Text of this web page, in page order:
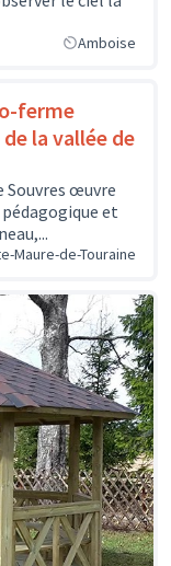
Amboise
ferme
la vallée de
Souvres œuvre
et
Maure-de-Touraine